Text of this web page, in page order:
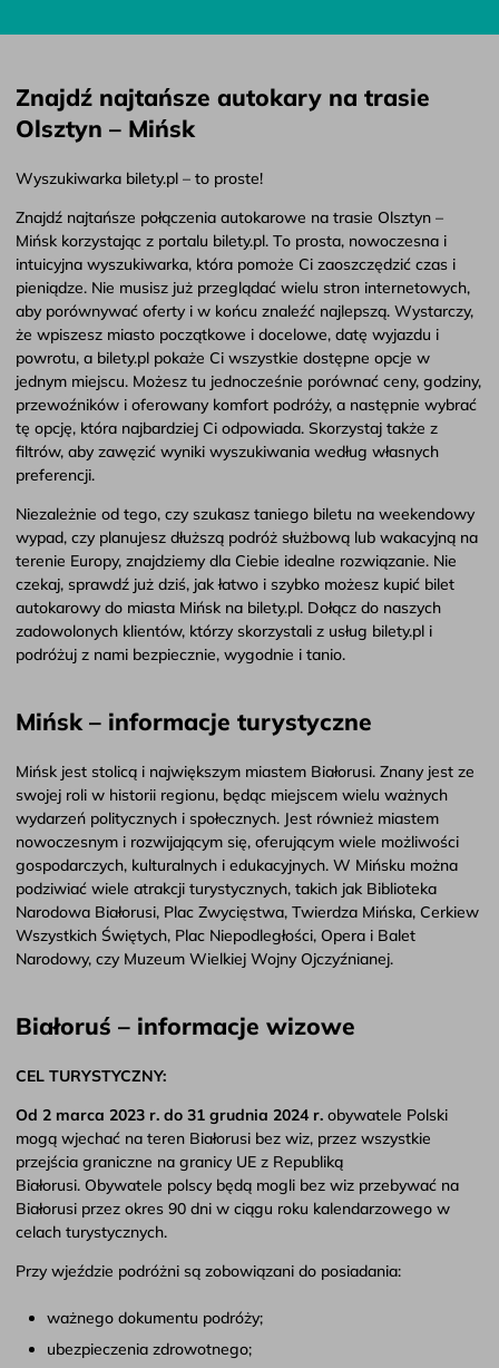
Znajdź najtańsze autokary na trasie
Olsztyn – Mińsk
Wyszukiwarka bilety.pl – to proste!
Znajdź najtańsze połączenia autokarowe na trasie Olsztyn –
Mińsk korzystając z portalu bilety.pl. To prosta, nowoczesna i
intuicyjna wyszukiwarka, która pomoże Ci zaoszczędzić czas i
pieniądze. Nie musisz już przeglądać wielu stron internetowych,
aby porównywać oferty i w końcu znaleźć najlepszą. Wystarczy,
że wpiszesz miasto początkowe i docelowe, datę wyjazdu i
powrotu, a bilety.pl pokaże Ci wszystkie dostępne opcje w
jednym miejscu. Możesz tu jednocześnie porównać ceny, godziny,
przewoźników i oferowany komfort podróży, a następnie wybrać
tę opcję, która najbardziej Ci odpowiada. Skorzystaj także z
filtrów, aby zawęzić wyniki wyszukiwania według własnych
preferencji.
Niezależnie od tego, czy szukasz taniego biletu na weekendowy
wypad, czy planujesz dłuższą podróż służbową lub wakacyjną na
terenie Europy, znajdziemy dla Ciebie idealne rozwiązanie. Nie
czekaj, sprawdź już dziś, jak łatwo i szybko możesz kupić bilet
autokarowy do miasta Mińsk na bilety.pl. Dołącz do naszych
zadowolonych klientów, którzy skorzystali z usług bilety.pl i
podróżuj z nami bezpiecznie, wygodnie i tanio.
Mińsk – informacje turystyczne
Mińsk jest stolicą i największym miastem Białorusi. Znany jest ze
swojej roli w historii regionu, będąc miejscem wielu ważnych
wydarzeń politycznych i społecznych. Jest również miastem
nowoczesnym i rozwijającym się, oferującym wiele możliwości
gospodarczych, kulturalnych i edukacyjnych. W Mińsku można
podziwiać wiele atrakcji turystycznych, takich jak Biblioteka
Narodowa Białorusi, Plac Zwycięstwa, Twierdza Mińska, Cerkiew
Wszystkich Świętych, Plac Niepodległości, Opera i Balet
Narodowy, czy Muzeum Wielkiej Wojny Ojczyźnianej.
Białoruś – informacje wizowe
CEL TURYSTYCZNY:
Od 2 marca 2023 r. do 31 grudnia 2024 r. obywatele Polski
mogą wjechać na teren Białorusi bez wiz, przez wszystkie
przejścia graniczne na granicy UE z Republiką
Białorusi. Obywatele polscy będą mogli bez wiz przebywać na
Białorusi przez okres 90 dni w ciągu roku kalendarzowego w
celach turystycznych.
Przy wjeździe podróżni są zobowiązani do posiadania:
ważnego dokumentu podróży;
ubezpieczenia zdrowotnego;